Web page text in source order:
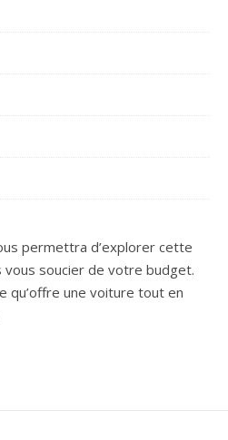
permettra d’explorer cette
vous soucier de votre budget.
qu’offre une voiture tout en